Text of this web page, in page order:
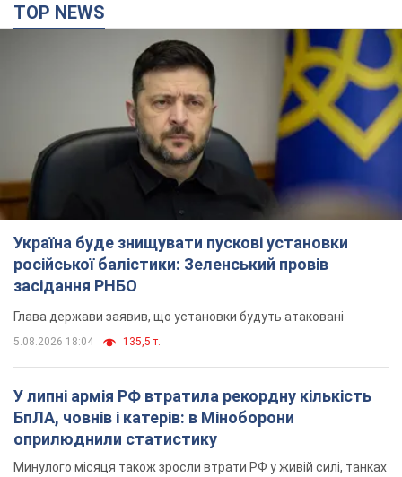
TOP NEWS
Україна буде знищувати пускові установки
російської балістики: Зеленський провів
засідання РНБО
Глава держави заявив, що установки будуть атаковані
5.08.2026 18:04 135,5 т.
У липні армія РФ втратила рекордну кількість
БпЛА, човнів і катерів: в Міноборони
оприлюднили статистику
Минулого місяця також зросли втрати РФ у живій силі, танках